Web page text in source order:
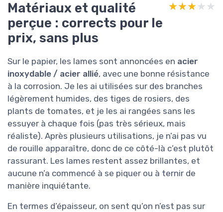
Matériaux et qualité
perçue : corrects pour le
prix, sans plus
★★★★★
★★★★★
Sur le papier, les lames sont annoncées en acier
inoxydable / acier allié, avec une bonne résistance
à la corrosion. Je les ai utilisées sur des branches
légèrement humides, des tiges de rosiers, des
plants de tomates, et je les ai rangées sans les
essuyer à chaque fois (pas très sérieux, mais
réaliste). Après plusieurs utilisations, je n’ai pas vu
de rouille apparaître, donc de ce côté-là c’est plutôt
rassurant. Les lames restent assez brillantes, et
aucune n’a commencé à se piquer ou à ternir de
manière inquiétante.
En termes d’épaisseur, on sent qu’on n’est pas sur